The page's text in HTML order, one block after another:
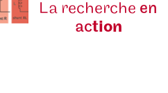
La recherche en
action